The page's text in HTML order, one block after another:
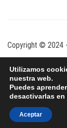
Copyright © 2024
Utilizamos
nuestra web.
Puedes
desactivarlas en
Aceptar